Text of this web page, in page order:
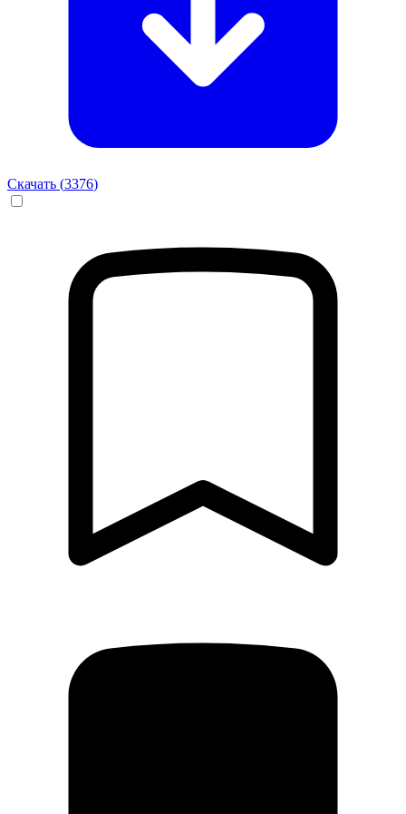
Скачать (3376)